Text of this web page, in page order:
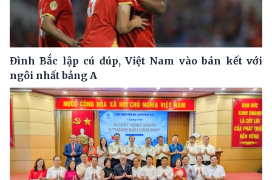
Đình Bắc lập cú đúp, Việt Nam vào bán kết với
ngôi nhất bảng A